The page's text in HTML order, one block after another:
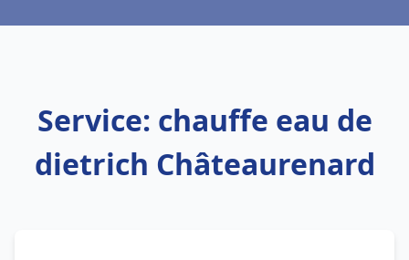
Service: chauffe eau de
dietrich Châteaurenard